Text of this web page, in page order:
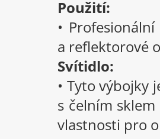
Použití:
•
a reflektorové
Svítidlo:
• Tyto výbojky
s čelním
vlastnosti pro